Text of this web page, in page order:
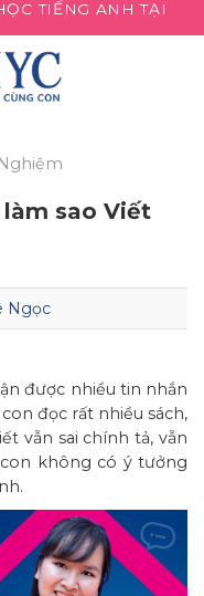
TIẾNG ANH TẠI
sao Viết
Ngọc
được nhiều tin nhắn
đọc rất nhiều sách,
vẫn sai chính tả, vẫn
không có ý tưởng